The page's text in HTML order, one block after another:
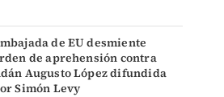
de EU desmiente
de aprehensión contra
Augusto López difundida
Simón Levy